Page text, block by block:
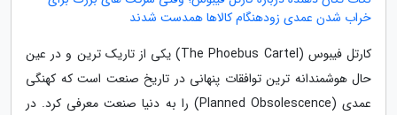
خراب شدن عمدی زودهنگام کالاها همدست شدند
کارتل فیبوس (The Phoebus Cartel) یکی از تاریک ترین و در عین
حال هوشمندانه ترین توافقات پنهانی در تاریخ صنعت است که کهنگی
عمدی (Planned Obsolescence) را به دنیا صنعت معرفی کرد. در